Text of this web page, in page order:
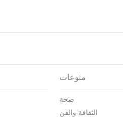
منوعات
صحة
الثقافة والفن